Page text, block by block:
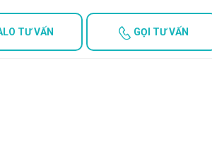
TƯ VẤN GỌI TƯ VẤN